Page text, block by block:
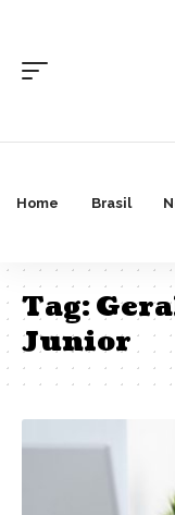
Home Brasil
Tag:
Junior